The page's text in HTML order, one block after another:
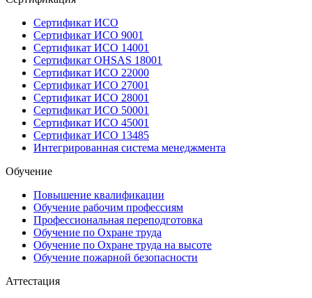
Сертификат ИСО
Сертификат ИСО 9001
Сертификат ИСО 14001
Сертификат OHSAS 18001
Сертификат ИСО 22000
Сертификат ИСО 27001
Сертификат ИСО 28001
Сертификат ИСО 50001
Сертификат ИСО 45001
Сертификат ИСО 13485
Интегрированная система менеджмента
Обучение
Повышение квалификации
Обучение рабочим профессиям
Профессиональная переподготовка
Обучение по Охране труда
Обучение по Охране труда на высоте
Обучение пожарной безопасности
Аттестация